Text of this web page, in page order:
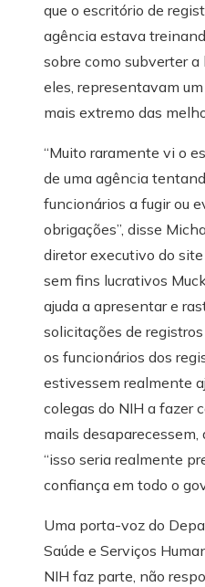
que o escritório de
agência estava
sobre como subverter a
eles, representavam
mais extremo das
“Muito raramente vi o
de uma agência
funcionários a fugir ou
obrigações”, disse
diretor executivo do
sem fins lucrativos
ajuda a apresentar e
solicitações de
os funcionários dos
estivessem realmente
colegas do NIH a fazer
mails desaparecessem,
“isso seria realmente
confiança em todo o
Uma porta-voz do
Saúde e Serviços
NIH faz parte, não